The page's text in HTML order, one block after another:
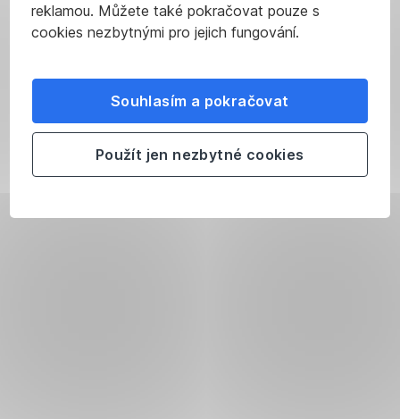
reklamou. Můžete také pokračovat pouze s
cookies nezbytnými pro jejich fungování.
Souhlasím a pokračovat
Použít jen nezbytné cookies